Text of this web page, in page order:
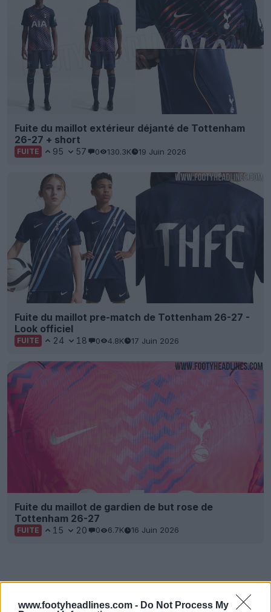
www.footyheadlines.com - Do Not Process My
Fuite du maillot extérieur déjanté de Tottenham
26-27 + short
FUITE 95 57 0 130.3K 19 Juin 2026
Fuite du maillot pre-match de Tottenham 26-27 -
Look officiel
FUITE 24 18 0 4.8K 17 Juin 2026
Fuite du maillot de gardien de but rose de
Tottenham 26-27
FUITE 15 20 0 6.7K 16 Juin 2026